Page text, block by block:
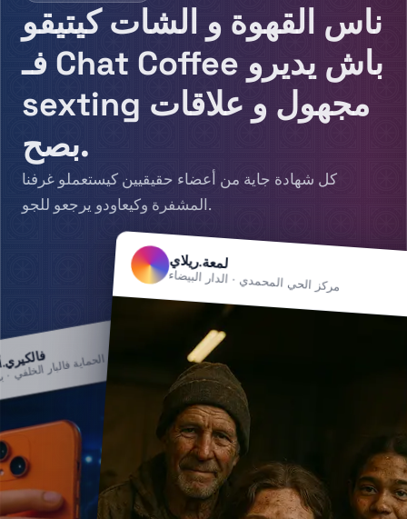
ناس القهوة و الشات كيتيقو
فـ Chat Coffee باش يديرو
sexting مجهول و علاقات
بصح.
كل شهادة جاية من أعضاء حقيقيين كيستعملو غرفنا
المشفرة وكيعاودو يرجعو للجو.
لاب الحماية فالبار الخلفي
تابع
لمعة.ريلاي
مركز الحي المحمدي · الدار البيضاء